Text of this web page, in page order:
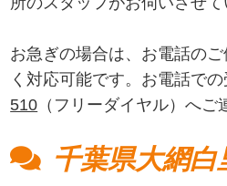
お急ぎの場合は、お電話の
く対応可能です。お電話で
510 （フリーダイヤル）へご
千葉県大網